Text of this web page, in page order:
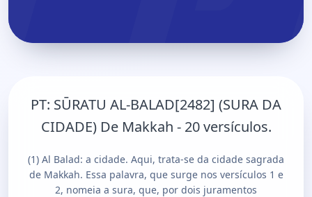
PT: SŪRATU AL-BALAD[2482] (SURA DA
CIDADE) De Makkah - 20 versículos.
(1) Al Balad: a cidade. Aqui, trata-se da cidade sagrada
de Makkah. Essa palavra, que surge nos versículos 1 e
2, nomeia a sura, que, por dois juramentos